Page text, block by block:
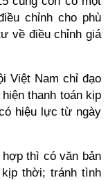
chỉnh cho phù
về điều chỉnh giá
Việt Nam chỉ đạo
thanh toán kịp
hiệu lực từ ngày
thì có văn bản
thời; tránh tình